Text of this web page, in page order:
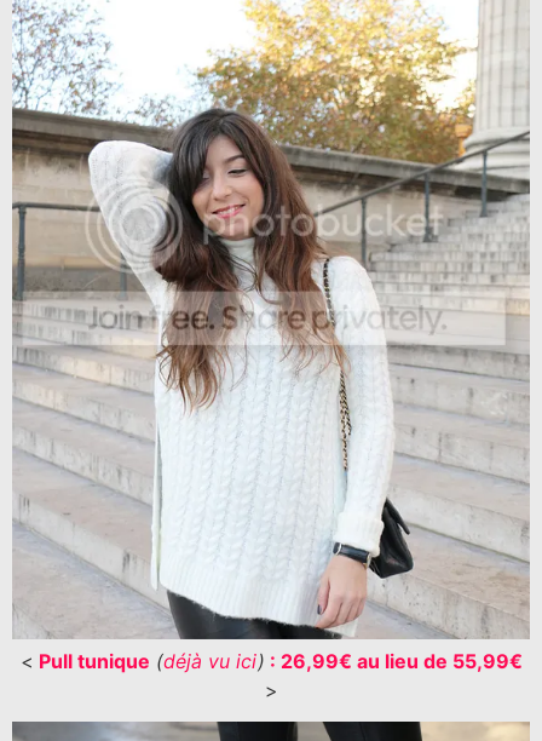
< Pull tunique (déjà vu ici) : 26,99€ au lieu de 55,99€
>